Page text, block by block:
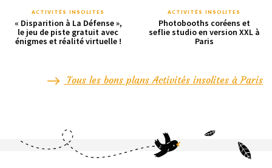
ACTIVITÉS INSOLITES
« Disparition à La Défense »,
le jeu de piste gratuit avec
énigmes et réalité virtuelle !
ACTIVITÉS INSOLITES
Photobooths coréens et
seflie studio en version XXL à
Paris
Tous les bons plans Activités insolites à Paris